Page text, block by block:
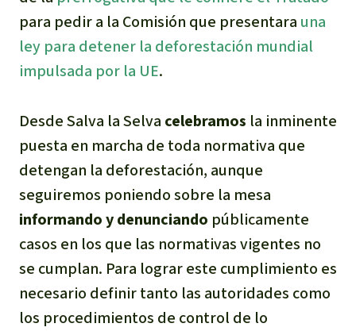
para pedir a la Comisión que presentara una
ley para detener la deforestación mundial
impulsada por la UE.
Desde Salva la Selva celebramos la inminente
puesta en marcha de toda normativa que
detengan la deforestación, aunque
seguiremos poniendo sobre la mesa
informando y denunciando públicamente
casos en los que las normativas vigentes no
se cumplan. Para lograr este cumplimiento es
necesario definir tanto las autoridades como
los procedimientos de control de lo